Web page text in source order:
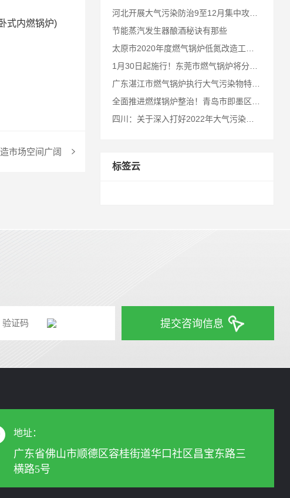
式内燃锅炉)
市场空间广阔
节能蒸汽发生器酿酒秘诀有那些
标签云
提交咨询信息
地址：
广东省佛山市顺德区容桂街道华口社区昌宝东路三
横路5号